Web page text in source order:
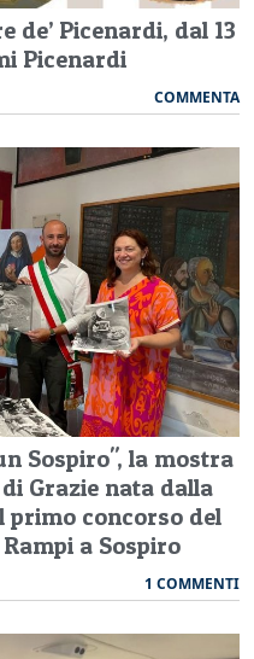
de’ Picenardi, dal 13
Picenardi
COMMENTA
Sospiro", la mostra
Grazie nata dalla
primo concorso del
a Sospiro
1 COMMENTI